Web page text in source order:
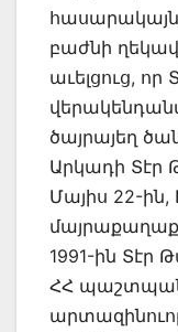
բաժնի
աւելցուց,
ծայրայեղ
Արկադի Տէր
Մայիս 22-
մայրաքաղաք
1991-ին Տէր
ՀՀ